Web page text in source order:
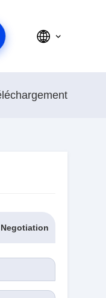
Negotiation